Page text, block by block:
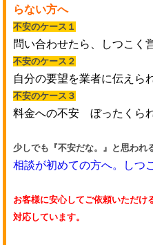
らない方へ
不安のケース１
問い合わせたら、しつこく
不安のケース２
自分の要望を業者に伝えら
不安のケース３
料金への不安 ぼったくら
少しでも『不安だな。』と思わ
相談が初めての方へ。しつ
お客様に安心してご依頼いただけ
対応しています。